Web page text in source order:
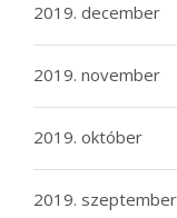
2019. december
2019. november
2019. október
2019. szeptember